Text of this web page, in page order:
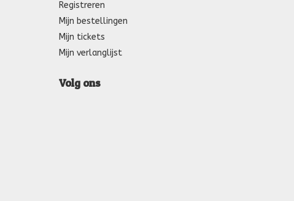
Registreren
Mijn bestellingen
Mijn tickets
Mijn verlanglijst
Volg ons